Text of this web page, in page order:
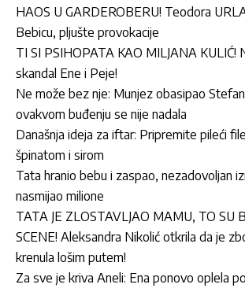
HAOS U GARDEROBERU! Teodora
Bebicu, pljušte provokacije
TI SI PSIHOPATA KAO MILJANA KULIĆ!
skandal Ene i Peje!
Ne može bez nje: Munjez obasipao
ovakvom buđenju se nije nadala
Današnja ideja za iftar: Pripremite pileći
špinatom i sirom
Tata hranio bebu i zaspao, nezadovoljan
nasmijao milione
TATA JE ZLOSTAVLJAO MAMU, TO SU
SCENE! Aleksandra Nikolić otkrila da je
krenula lošim putem!
Za sve je kriva Aneli: Ena ponovo oplela